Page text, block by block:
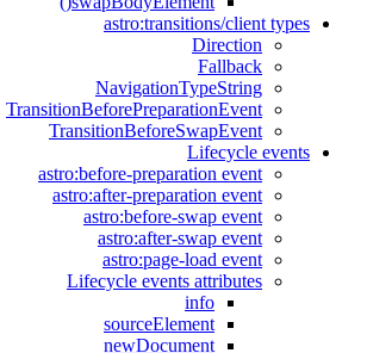
astro:transitions/client types
Direction
Fallback
NavigationTypeString
TransitionBeforePreparationEvent
TransitionBeforeSwapEvent
Lifecycle events
astro:before-preparation event
astro:after-preparation event
astro:before-swap event
astro:after-swap event
astro:page-load event
Lifecycle events attributes
info
sourceElement
newDocument